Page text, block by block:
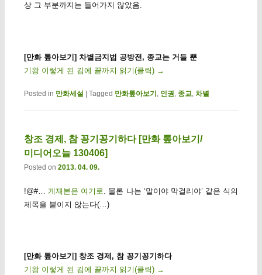
상 그 부분까지는 들어가지 않았음.
[만화 톺아보기] 차별금지법 공방전, 종교는 거들 뿐
기왕 이렇게 된 김에 끝까지 읽기(클릭) →
Posted in 만화세설 | Tagged 만화톺아보기 인권 종교 차별
창조 경제, 참 꽁기꽁기하다 [만화 톺아보기/
미디어오늘 130406]
Posted on 2013. 04. 09.
!@#… 게재본은 여기로
. 물론 나는 ‘말이야 막걸리야’ 같은 식의
제목을 붙이지 않는다(…)
[만화 톺아보기] 창조 경제, 참 꽁기꽁기하다
기왕 이렇게 된 김에 끝까지 읽기(클릭) →